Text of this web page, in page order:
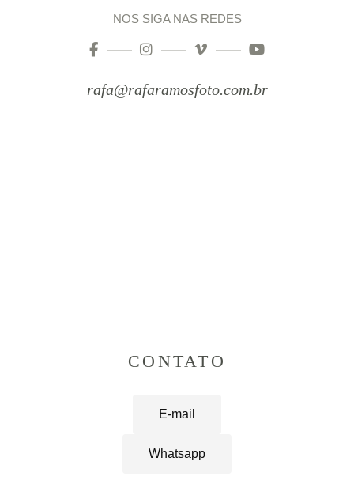
NOS SIGA NAS REDES
rafa@rafaramosfoto.com.br
CONTATO
E-mail
Whatsapp